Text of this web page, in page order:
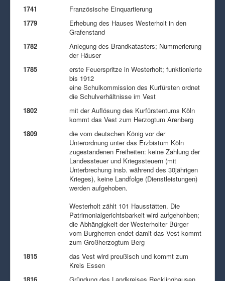
1741
Französische Einquartierung
1779
Erhebung des Hauses Westerholt in den
Grafenstand
1782
Anlegung des Brandkatasters; Nummerierung
der Häuser
1785
erste Feuerspritze in Westerholt; funktionierte
bis 1912
eine Schulkommission des Kurfürsten ordnet
die Schulverhältnisse im Vest
1802
mit der Auflösung des Kurfürstentums Köln
kommt das Vest zum Herzogtum Arenberg
1809
die vom deutschen König vor der
Unterordnung unter das Erzbistum Köln
zugestandenen Freiheiten: keine Zahlung der
Landessteuer und Kriegssteuern (mit
Unterbrechung insb. während des 30jährigen
Krieges), keine Landfolge (Dienstleistungen)
werden aufgehoben.
Westerholt zählt 101 Hausstätten. Die
Patrimonialgerichtsbarkeit wird aufgehohben;
die Abhängigkeit der Westerholter Bürger
vom Burgherren endet damit das Vest kommt
zum Großherzogtum Berg
1815
das Vest wird preußisch und kommt zum
Kreis Essen
1816
Gründung des Landkreises Recklinghausen